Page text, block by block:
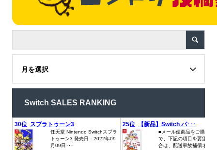
月を選択
Switch SALES RANKING